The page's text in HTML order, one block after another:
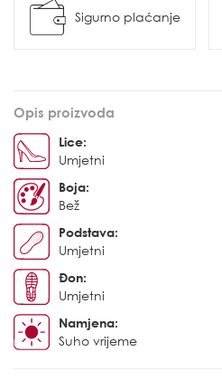
Sigurno plaćanje
Opis proizvoda
Lice:
Umjetni
Boja:
Bež
Podstava:
Umjetni
Đon:
Umjetni
Namjena:
Suho vrijeme